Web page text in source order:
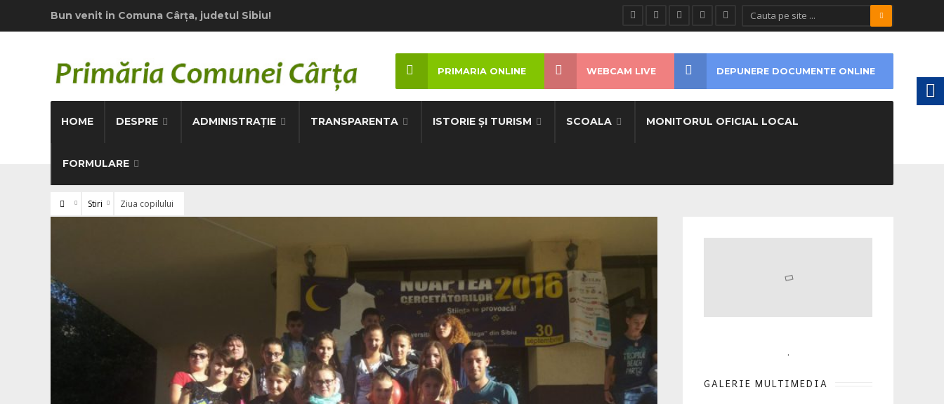
Bun venit in Comuna Cârţa, judetul Sibiu!
HOME DESPRE ADMINISTRAȚIE TRANSPARENTA ISTORIE ȘI TURISM SCOALA MONITORUL OFICIAL LOCAL
FORMULARE
PRIMARIA ONLINE WEBCAM LIVE DEPUNERE DOCUMENTE ONLINE
Stiri Ziua copilului
.
GALERIE MULTIMEDIA